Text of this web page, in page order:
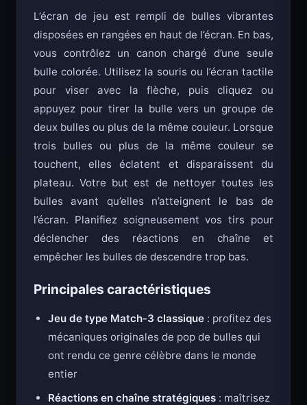
L’écran de jeu est rempli de bulles vibrantes
disposées en rangées en haut de l’écran. En bas,
vous contrôlez un canon chargé d’une seule
bulle colorée. Utilisez la souris ou l’écran tactile
pour viser avec la flèche, puis cliquez ou
appuyez pour tirer la bulle vers un groupe de
deux bulles ou plus de la même couleur. Lorsque
trois bulles ou plus de la même couleur se
touchent, elles éclatent et disparaissent du
plateau. Votre but est de nettoyer toutes les
bulles avant qu’elles n’atteignent le bas de
l’écran. Planifiez soigneusement vos tirs pour
déclencher des réactions en chaîne et
empêcher les bulles de descendre trop bas.
Principales caractéristiques
Jeu de type Match-3 classique : profitez des
mécaniques originales de pop de bulles qui
ont rendu ce genre célèbre dans le monde
entier
Réactions en chaîne stratégiques : maîtrisez